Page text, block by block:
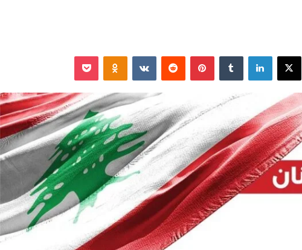
فيسبوك ‫X لينكدإن بينتيريست ‏VKontakte